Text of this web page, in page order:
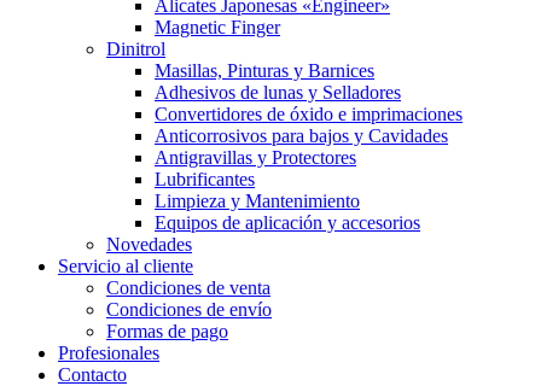
Alicates Japonesas «Engineer»
Magnetic Finger
Dinitrol
Masillas, Pinturas y Barnices
Adhesivos de lunas y Selladores
Convertidores de óxido e imprimaciones
Anticorrosivos para bajos y Cavidades
Antigravillas y Protectores
Lubrificantes
Limpieza y Mantenimiento
Equipos de aplicación y accesorios
Novedades
Servicio al cliente
Condiciones de venta
Condiciones de envío
Formas de pago
Profesionales
Contacto